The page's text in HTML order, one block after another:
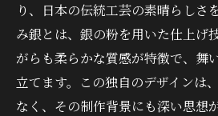
り、日本の伝統工芸の素晴らしさ
み銀とは、銀の粉を用いた仕上げ
がらも柔らかな質感が特徴で、舞
立てます。この独自のデザインは
なく、その制作背景にも深い思想